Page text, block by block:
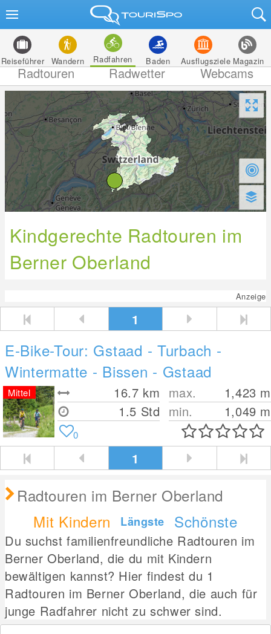
Reiseführer Wandern Radfahren Baden Ausflugsziele Magazin
Radtouren Radwetter Webcams
Kindgerechte Radtouren im
Berner Oberland
Anzeige
1
E-Bike-Tour: Gstaad - Turbach -
Wintermatte - Bissen - Gstaad
16.7 km
1.5 Std
max. 1,423 m
min.
1,049 m
Mittel
0
1
Radtouren im Berner Oberland
Mit Kindern
Längste Schönste
Du suchst familienfreundliche Radtouren im
Berner Oberland, die du mit Kindern
bewältigen kannst? Hier findest du 1
Radtouren im Berner Oberland, die auch für
junge Radfahrer nicht zu schwer sind.